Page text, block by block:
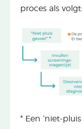
proces als volgt:
* Een ‘niet-